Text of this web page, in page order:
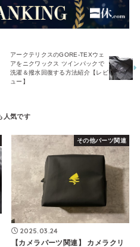
アークテリクスのGORE-TEXウェ
アをニクワックス ツインパックで
洗濯＆撥水回復する方法紹介【レビ
ュー】
その他パーツ関連
2025.03.24
【カメラパーツ関連】 カメラクリ